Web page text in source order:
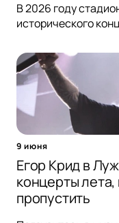
В 2026 году
исторического
9 июня
Егор Крид в
концерты
пропустить